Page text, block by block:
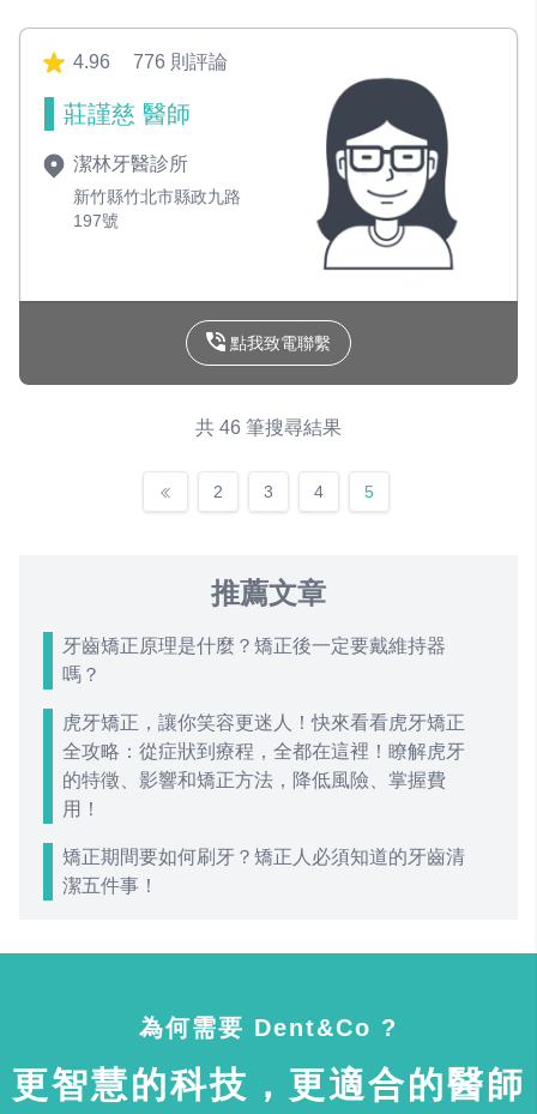
4.96 776 則評論
莊謹慈 醫師
潔林牙醫診所
新竹縣竹北市縣政九路
197號
點我致電聯繫
共 46 筆搜尋結果
2 3 4 5
推薦文章
牙齒矯正原理是什麼？矯正後一定要戴維持器
嗎？
虎牙矯正，讓你笑容更迷人！快來看看虎牙矯正
全攻略：從症狀到療程，全都在這裡！瞭解虎牙
的特徵、影響和矯正方法，降低風險、掌握費
用！
矯正期間要如何刷牙？矯正人必須知道的牙齒清
潔五件事！
為何需要 Dent&Co ?
更智慧的科技，更適合的醫師